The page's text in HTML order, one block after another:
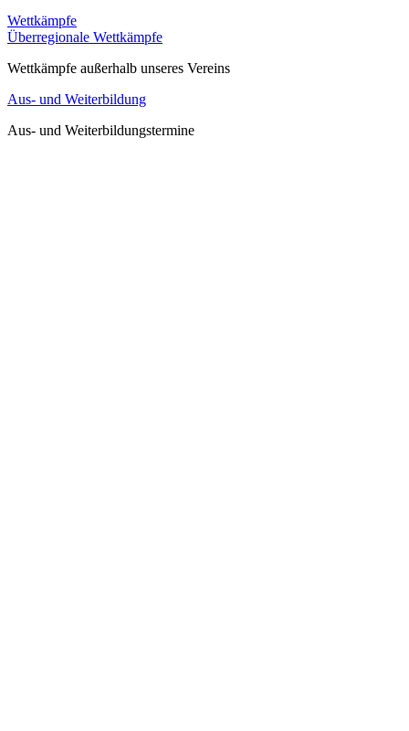
Wettkämpfe
Überregionale Wettkämpfe
Wettkämpfe außerhalb unseres Vereins
Aus- und Weiterbildung
Aus- und Weiterbildungstermine